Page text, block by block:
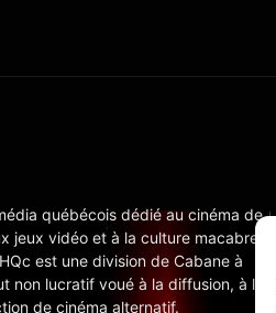
québécois dédié au cinéma de
jeux vidéo et à la culture macabre
est une division de Cabane à
non lucratif voué à la diffusion, à la
de cinéma alternatif.